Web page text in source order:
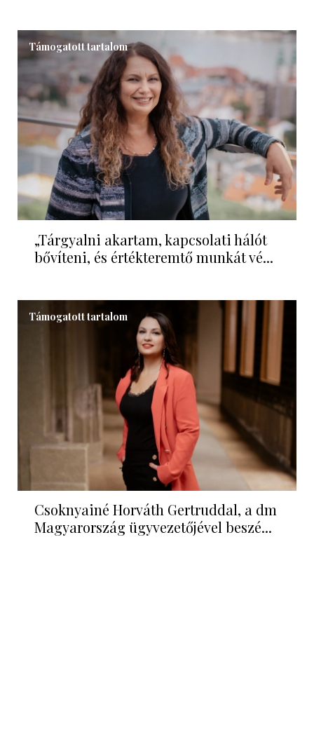
Támogatott tartalom
„Tárgyalni akartam, kapcsolati hálót
bővíteni, és értékteremtő munkát vé...
Támogatott tartalom
Csoknyainé Horváth Gertruddal, a dm
Magyarország ügyvezetőjével beszé...